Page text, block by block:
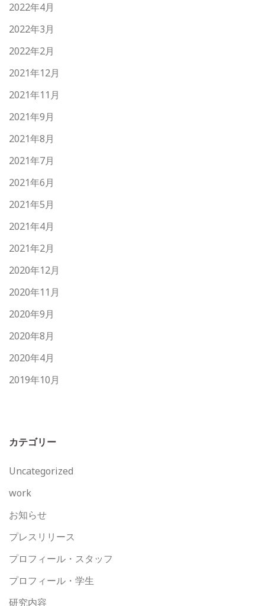
2022年4月
2022年3月
2022年2月
2021年12月
2021年11月
2021年9月
2021年8月
2021年7月
2021年6月
2021年5月
2021年4月
2021年2月
2020年12月
2020年11月
2020年9月
2020年8月
2020年4月
2019年10月
カテゴリー
Uncategorized
work
お知らせ
プレスリリース
プロフィール・スタッフ
プロフィール・学生
研究内容